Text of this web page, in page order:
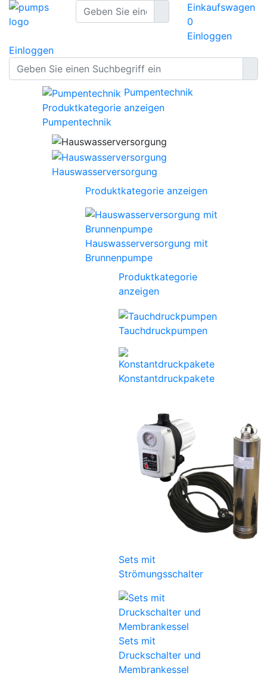
Einkaufswagen
0
Einloggen
Einloggen
Pumpentechnik
Produktkategorie anzeigen
Pumpentechnik
Hauswasserversorgung
Produktkategorie anzeigen
Hauswasserversorgung mit
Brunnenpumpe
Produktkategorie
anzeigen
Tauchdruckpumpen
Konstantdruckpakete
Sets mit
Strömungsschalter
Sets mit
Druckschalter und
Membrankessel